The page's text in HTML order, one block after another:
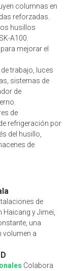
columnas en
reforzadas.
husillos
A100.
mejorar el
trabajo, luces
sistemas de
de
de
refrigeración por
del husillo,
de
de
y Jimei,
una
volumen a
Colabora